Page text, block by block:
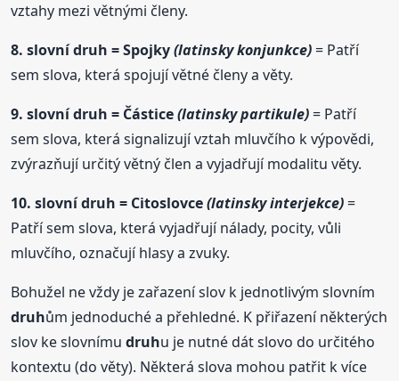
vztahy mezi větnými členy.
8. slovnídruh = Spojky(latinsky konjunkce)= Patří
sem slova, která spojují větné členy a věty.
9. slovnídruh = Částice(latinsky partikule)= Patří
sem slova, která signalizují vztah mluvčího k výpovědi,
zvýrazňují určitý větný člen a vyjadřují modalitu věty.
10. slovnídruh = Citoslovce(latinsky interjekce)=
Patří sem slova, která vyjadřují nálady, pocity, vůli
mluvčího, označují hlasy a zvuky.
Bohužel ne vždy je zařazení slov k jednotlivým slovním
druhům jednoduché a přehledné. K přiřazení některých
slov ke slovnímudruhu je nutné dát slovo do určitého
kontextu (do věty). Některá slova mohou patřit k více